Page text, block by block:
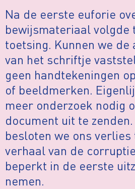
Na de eerste euforie
bewijsmateriaal volgde
toetsing. Kunnen we
van het schriftje
geen handtekeningen
of beeldmerken.
meer onderzoek nodig
document uit te
besloten we ons verlies
verhaal van de
beperkt in de eerste
nemen.